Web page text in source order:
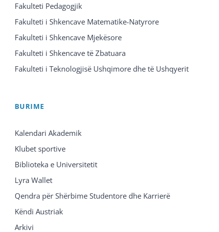
Fakulteti Pedagogjik
Fakulteti i Shkencave Matematike-Natyrore
Fakulteti i Shkencave Mjekësore
Fakulteti i Shkencave të Zbatuara
Fakulteti i Teknologjisë Ushqimore dhe të Ushqyerit
BURIME
Kalendari Akademik
Klubet sportive
Biblioteka e Universitetit
Lyra Wallet
Qendra për Shërbime Studentore dhe Karrierë
Këndi Austriak
Arkivi